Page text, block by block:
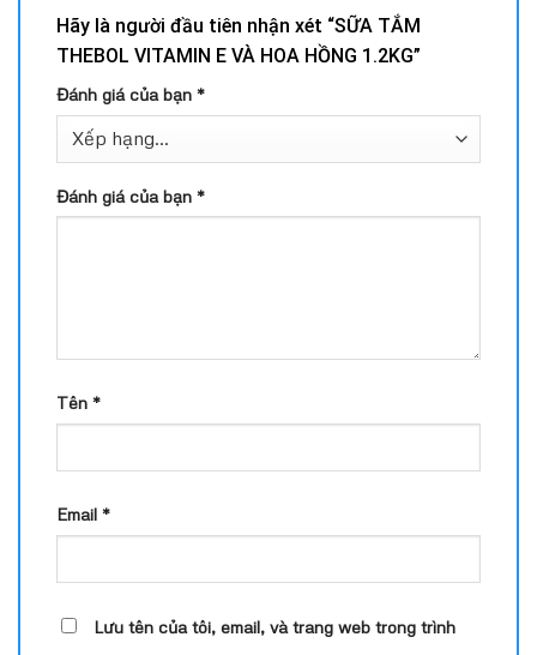
Hãy là người đầu tiên nhận xét “SỮA TẮM
THEBOL VITAMIN E VÀ HOA HỒNG 1.2KG”
Đánh giá của bạn *
Đánh giá của bạn *
Tên *
Email *
Lưu tên của tôi, email, và trang web trong trình